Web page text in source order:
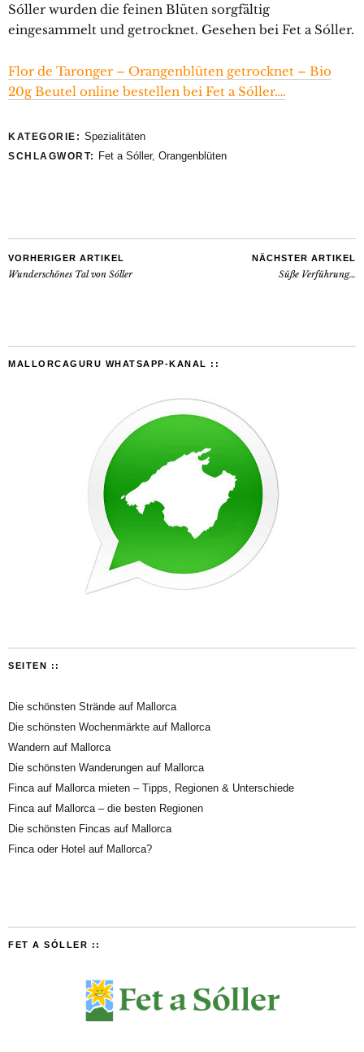
Sóller wurden die feinen Blüten sorgfältig
eingesammelt und getrocknet. Gesehen bei Fet a Sóller.
Flor de Taronger – Orangenblüten getrocknet – Bio
20g Beutel online bestellen bei Fet a Sóller….
KATEGORIE: Spezialitäten
SCHLAGWORT: Fet a Sóller, Orangenblüten
VORHERIGER ARTIKEL
Wunderschönes Tal von Sóller
NÄCHSTER ARTIKEL
Süße Verführung…
MALLORCAGURU WHATSAPP-KANAL ::
SEITEN ::
Die schönsten Strände auf Mallorca
Die schönsten Wochenmärkte auf Mallorca
Wandern auf Mallorca
Die schönsten Wanderungen auf Mallorca
Finca auf Mallorca mieten – Tipps, Regionen & Unterschiede
Finca auf Mallorca – die besten Regionen
Die schönsten Fincas auf Mallorca
Finca oder Hotel auf Mallorca?
FET A SÓLLER ::